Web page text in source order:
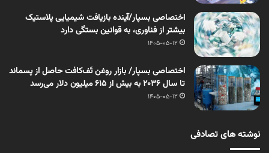
اختصاصی بسپار/آینده بازیافت شیمیایی پلاستیک
بیشتر از فناوری، به قوانین بستگی دارد
1405-05-12
اختصاصی بسپار/ بازار روغن تَف‌کافت حاصل از پسماند
تا سال ۲۰۳۶ به بیش از ۶۱۵ میلیون دلار می‌رسد
1405-05-12
نوشته های تصادفی